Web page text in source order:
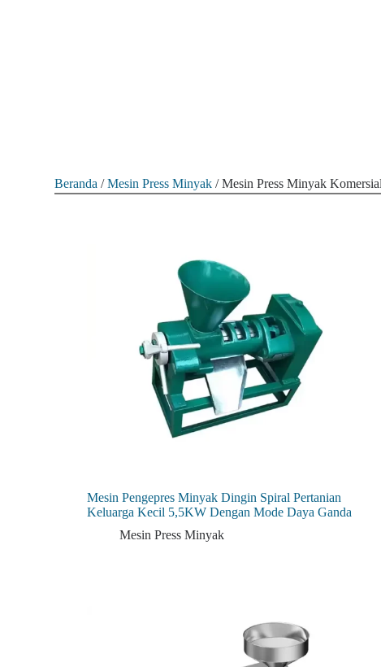
Beranda /Mesin Press Minyak / Mesin Press Minyak
Mesin Pengepres Minyak Dingin Spiral Pertanian
Keluarga Kecil 5,5KW Dengan Mode Daya Ganda
Mesin Press Minyak